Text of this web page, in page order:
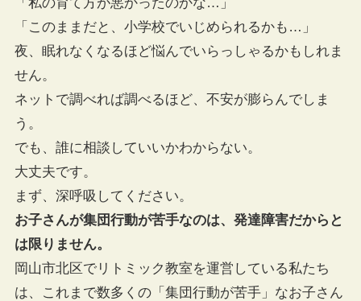
「このままだと、小学校でいじめられるかも…」
夜、眠れなくなるほど悩んでいらっしゃるかもしれま
せん。
ネットで調べれば調べるほど、不安が膨らんでしま
う。
でも、誰に相談していいかわからない。
大丈夫です。
まず、深呼吸してください。
お子さんが集団行動が苦手なのは、発達障害だからと
は限りません。
岡山市北区でリトミック教室を運営している私たち
は、これまで数多くの「集団行動が苦手」なお子さん